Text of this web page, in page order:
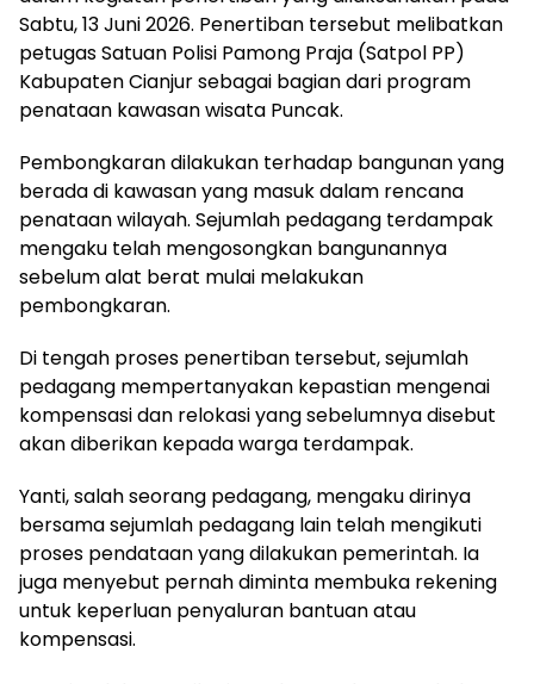
Sabtu, 13 Juni 2026. Penertiban tersebut melibatkan
petugas Satuan Polisi Pamong Praja (Satpol PP)
Kabupaten Cianjur sebagai bagian dari program
penataan kawasan wisata Puncak.
Pembongkaran dilakukan terhadap bangunan yang
berada di kawasan yang masuk dalam rencana
penataan wilayah. Sejumlah pedagang terdampak
mengaku telah mengosongkan bangunannya
sebelum alat berat mulai melakukan
pembongkaran.
Di tengah proses penertiban tersebut, sejumlah
pedagang mempertanyakan kepastian mengenai
kompensasi dan relokasi yang sebelumnya disebut
akan diberikan kepada warga terdampak.
Yanti, salah seorang pedagang, mengaku dirinya
bersama sejumlah pedagang lain telah mengikuti
proses pendataan yang dilakukan pemerintah. Ia
juga menyebut pernah diminta membuka rekening
untuk keperluan penyaluran bantuan atau
kompensasi.